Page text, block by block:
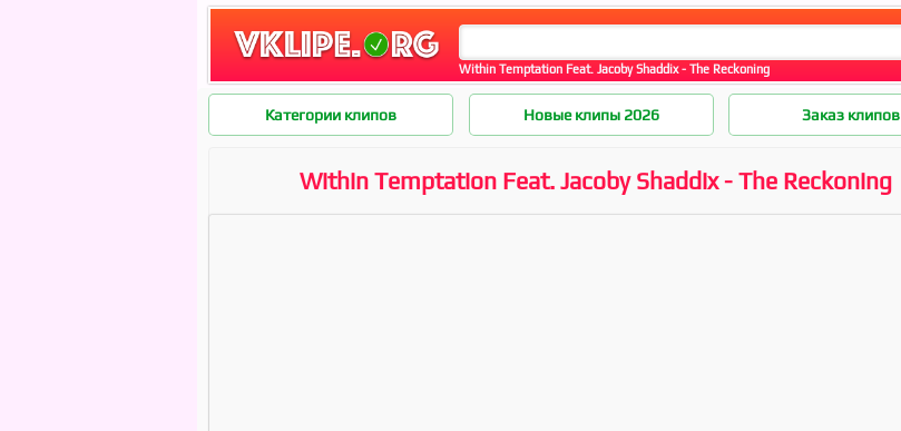
Within Temptation Feat. Jacoby Shaddix - The Reckoning
Категории клипов Новые клипы 2026 Заказ клипов
Within Temptation Feat. Jacoby Shaddix - The Reckoning